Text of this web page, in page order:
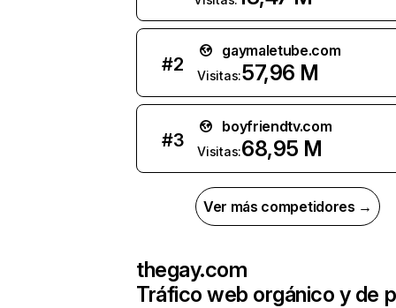
#2
gaymaletube.com
Visitas:57,96 M
#3
boyfriendtv.com
Visitas:68,95 M
Ver más competidores →
thegay.com
Tráfico web orgánico y de